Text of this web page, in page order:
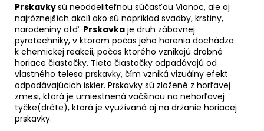
Prskavkysú neoddeliteľnou súčasťou Vianoc, ale aj
najrôznejších akcií ako sú napríklad svadby, krstiny,
narodeniny atď. Prskavka je druh zábavnej
pyrotechniky, v ktorom počas jeho horenia dochádza
k chemickej reakcii, počas ktorého vznikajú drobné
horiace čiastočky. Tieto čiastočky odpadávajú od
vlastného telesa prskavky, čím vzniká vizuálny efekt
odpadávajúcich iskier. Prskavky sú zložené z horľavej
zmesi, ktorá je umiestnená väčšinou na nehorľavej
tyčke(drôte), ktorá je využívaná aj na držanie horiacej
prskavky.